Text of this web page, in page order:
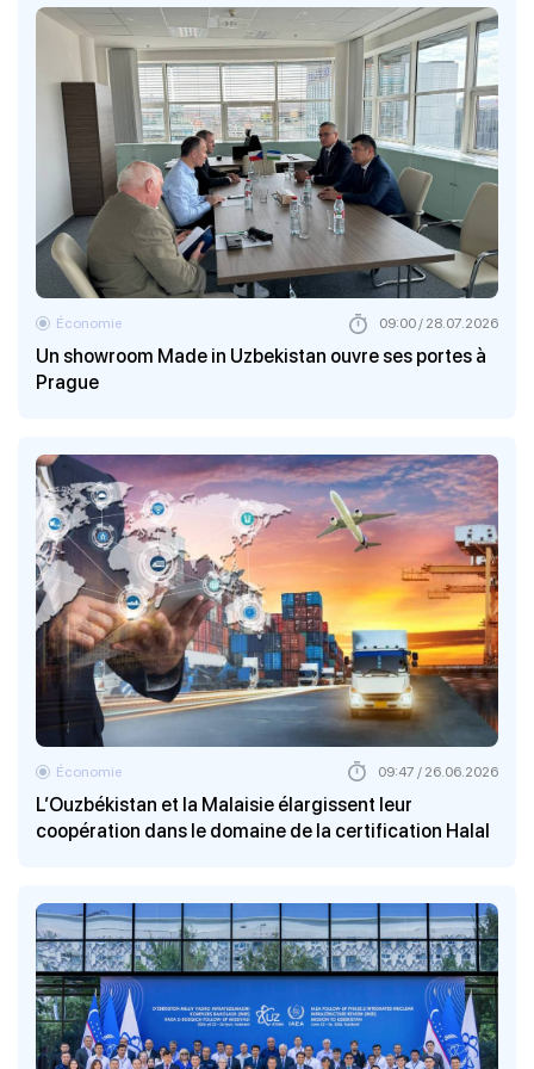
Un showroom Made in Uzbekistan ouvre ses portes à
Prague
Économie 09:00 / 28.07.2026
L’Ouzbékistan et la Malaisie élargissent leur
coopération dans le domaine de la certification Halal
Économie 09:47 / 26.06.2026